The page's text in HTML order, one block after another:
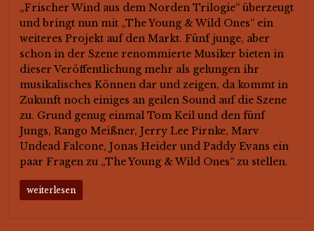
„Frischer Wind aus dem Norden Trilogie“ überzeugt
und bringt nun mit „The Young & Wild Ones“ ein
weiteres Projekt auf den Markt. Fünf junge, aber
schon in der Szene renommierte Musiker bieten in
dieser Veröffentlichung mehr als gelungen ihr
musikalisches Können dar und zeigen, da kommt in
Zukunft noch einiges an geilen Sound auf die Szene
zu. Grund genug einmal Tom Keil und den fünf
Jungs, Rango Meißner, Jerry Lee Pirnke, Marv
Undead Falcone, Jonas Heider und Paddy Evans ein
paar Fragen zu „The Young & Wild Ones“ zu stellen.
weiterlesen